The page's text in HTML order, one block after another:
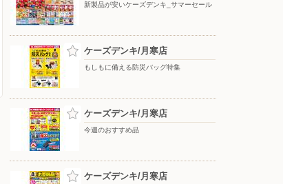
新製品が安いケーズデンキ_サマーセール
ケーズデンキ/月寒店
もしもに備える防災バッグ特集
ケーズデンキ/月寒店
今週のおすすめ品
ケーズデンキ/月寒店